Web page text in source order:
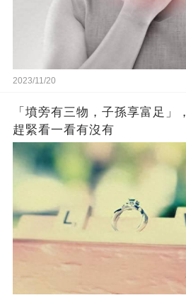
2023/11/20
「墳旁有三物，子孫享富足」
趕緊看一看有沒有